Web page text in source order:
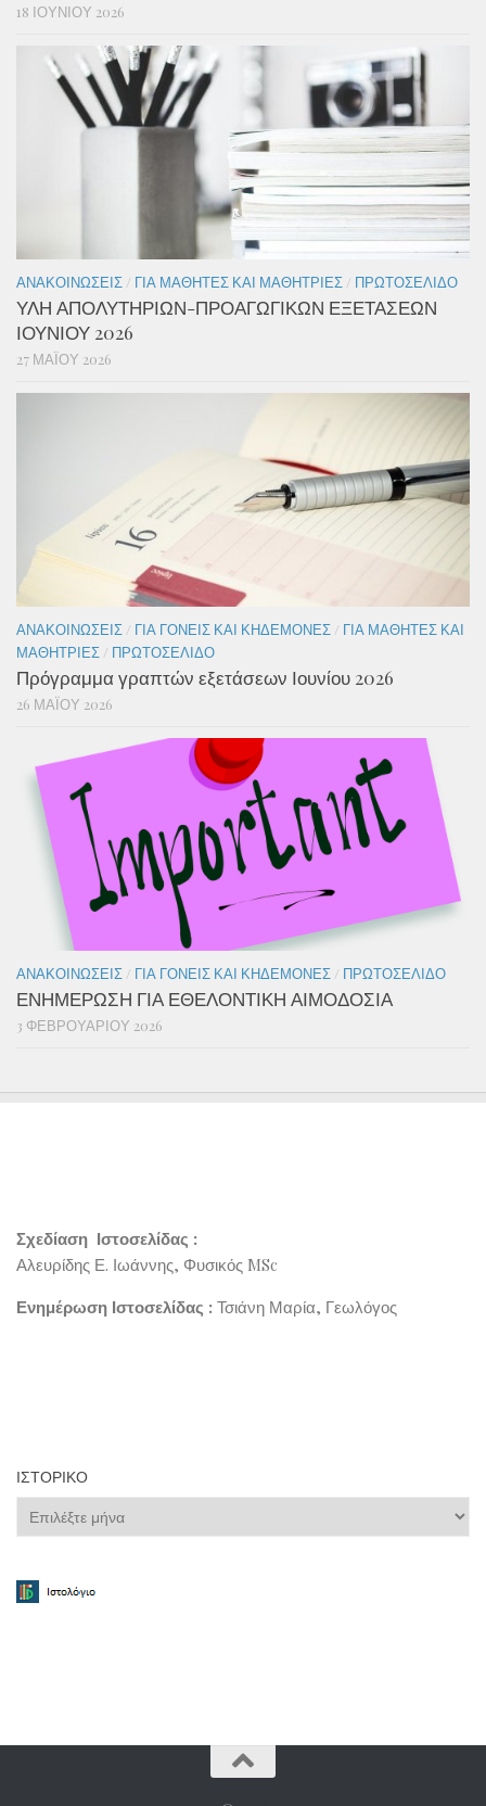
18 ΙΟΥΝΊΟΥ 2026
ΑΝΑΚΟΙΝΏΣΕΙΣ / ΓΙΑ ΜΑΘΗΤΈΣ ΚΑΙ ΜΑΘΉΤΡΙΕΣ / ΠΡΩΤΟΣΈΛΙΔΟ
ΥΛΗ ΑΠΟΛΥΤΗΡΙΩΝ-ΠΡΟΑΓΩΓΙΚΩΝ ΕΞΕΤΑΣΕΩΝ
ΙΟΥΝΙΟΥ 2026
27 ΜΑΪ́ΟΥ 2026
ΑΝΑΚΟΙΝΏΣΕΙΣ / ΓΙΑ ΓΟΝΕΊΣ ΚΑΙ ΚΗΔΕΜΌΝΕΣ / ΓΙΑ ΜΑΘΗΤΈΣ ΚΑΙ
ΜΑΘΉΤΡΙΕΣ / ΠΡΩΤΟΣΈΛΙΔΟ
Πρόγραμμα γραπτών εξετάσεων Ιουνίου 2026
26 ΜΑΪ́ΟΥ 2026
ΑΝΑΚΟΙΝΏΣΕΙΣ / ΓΙΑ ΓΟΝΕΊΣ ΚΑΙ ΚΗΔΕΜΌΝΕΣ / ΠΡΩΤΟΣΈΛΙΔΟ
ΕΝΗΜΕΡΩΣΗ ΓΙΑ ΕΘΕΛΟΝΤΙΚΗ ΑΙΜΟΔΟΣΙΑ
3 ΦΕΒΡΟΥΑΡΊΟΥ 2026
Σχεδίαση Ιστοσελίδας :
Αλευρίδης Ε. Ιωάννης, Φυσικός MSc
Ενημέρωση Ιστοσελίδας : Τσιάνη Μαρία, Γεωλόγος
ΙΣΤΟΡΙΚΌ
Ιστορικό